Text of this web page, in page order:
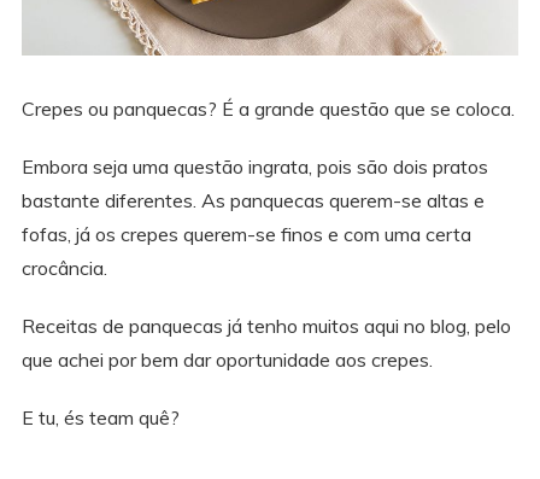
Crepes ou panquecas? É a grande questão que se coloca.
Embora seja uma questão ingrata, pois são dois pratos
bastante diferentes. As panquecas querem-se altas e
fofas, já os crepes querem-se finos e com uma certa
crocância.
Receitas de panquecas já tenho muitos aqui no blog, pelo
que achei por bem dar oportunidade aos crepes.
E tu, és team quê?